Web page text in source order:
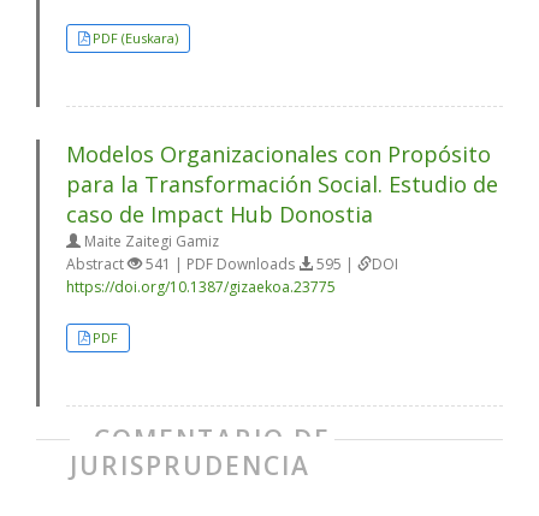
PDF (Euskara)
Modelos Organizacionales con Propósito
para la Transformación Social. Estudio de
caso de Impact Hub Donostia
Maite Zaitegi Gamiz
Abstract
541 | PDF Downloads 595 |
DOI
https://doi.org/10.1387/gizaekoa.23775
PDF
COMENTARIO DE
JURISPRUDENCIA